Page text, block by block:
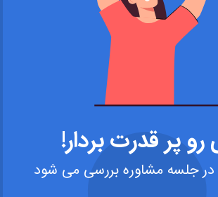
پر قدرت بردار!
جلسه مشاوره بررسی می شود